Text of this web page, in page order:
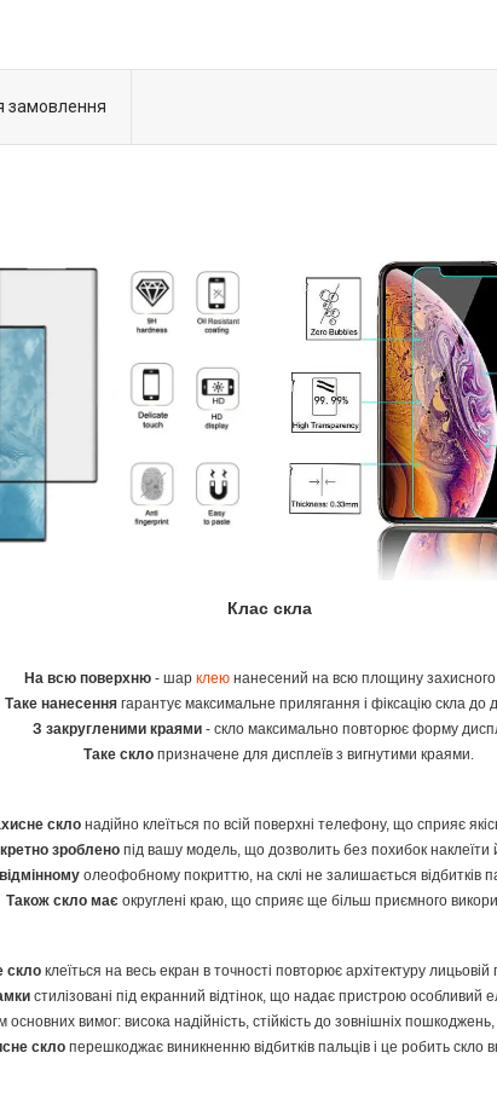
замовлення
Клас скла
На всю поверхню- шар клеюнанесений на всю площину захисного
Таке нанесення гарантує максимальне прилягання і фіксацію скла до
З закругленими краями - скло максимально повторює форму
Таке склопризначене для дисплеїв з вигнутими краями.
склонадійно клеїться по всій поверхні телефону, що сприяє
зробленопід вашу модель, що дозволить без похибок наклеїти
олеофобному покриттю, на склі не залишається відбитків
Також скло має округлені краю, що сприяє ще більш приємного
склоклеїться на весь екран в точності повторює архітектуру
стилізовані під екранний відтінок, що надає пристрою особливий
основних вимог: висока надійність, стійкість до зовнішніх
склоперешкоджає виникненню відбитків пальців і це робить скло